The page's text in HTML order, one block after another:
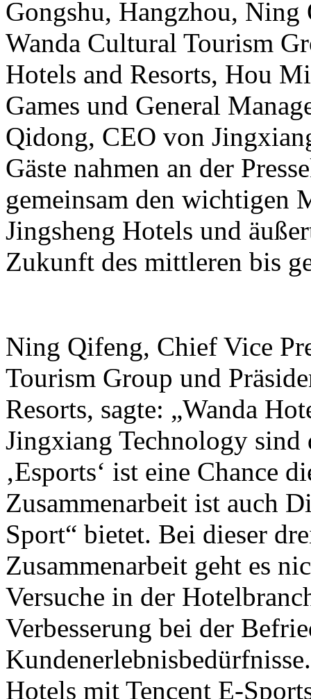
Gongshu, Hangzhou,
Wanda Cultural Tourism
Hotels and Resorts, Hou
Games und General
Qidong, CEO von
Gäste nahmen an der
gemeinsam den wichtigen
Jingsheng Hotels und
Zukunft des mittleren bis
Ning Qifeng, Chief Vice
Tourism Group und
Resorts, sagte: „Wanda
Jingxiang Technology sind
‚Esports‘ ist eine Chance
Zusammenarbeit ist auch
Sport“ bietet. Bei dieser
Zusammenarbeit geht es
Versuche in der
Verbesserung bei der
Hotels mit Tencent E-